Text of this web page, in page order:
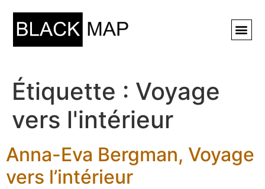
Étiquette : Voyage
vers l'intérieur
Anna-Eva Bergman, Voyage
vers l’intérieur